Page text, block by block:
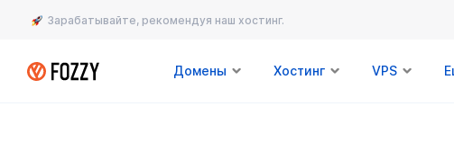
Зарабатывайте, рекомендуя наш хостинг.
Домены Хостинг VPS